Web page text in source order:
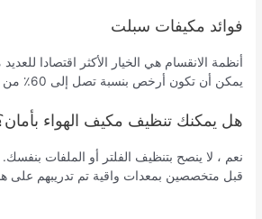
فوائد مكيفات سبلت
أنظمة الانقسام هي الخيار الأكثر اقتصادا
يمكن أن تكون أرخص بنسبة تصل إلى 60٪ من نظيراتها التقليدية.
هل يمكنك تنظيف مكيف الهواء
نعم ، لا ينصح بتنظيف الفلتر أو الملفات
قبل متخصصين بمعدات واقية تم تدريبهم على